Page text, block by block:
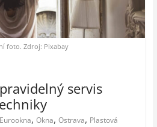
foto. Zdroj: Pixabay
servis
Eurookna, Okna, Ostrava, Plastová